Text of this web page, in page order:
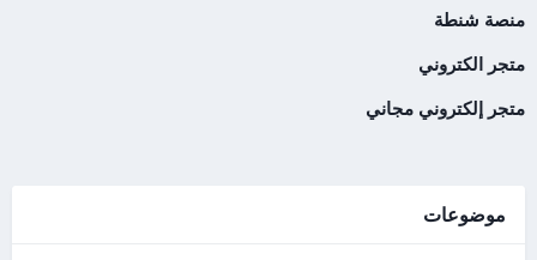
منصة شنطة
متجر الكتروني
متجر إلكتروني مجاني
موضوعات